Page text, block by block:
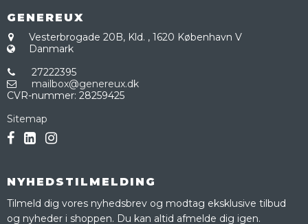
GENEREUX
Vesterbrogade 20B, Kld. , 1620 København V
Danmark
27222395
mailbox@genereux.dk
CVR-nummer: 28259425
Sitemap
NYHEDSTILMELDING
Tilmeld dig vores nyhedsbrev og modtag eksklusive tilbud
og nyheder i shoppen. Du kan altid afmelde dig igen.